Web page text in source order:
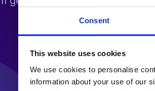
Consent
This website uses cookies
We use cookies to personalise
information about your use of our